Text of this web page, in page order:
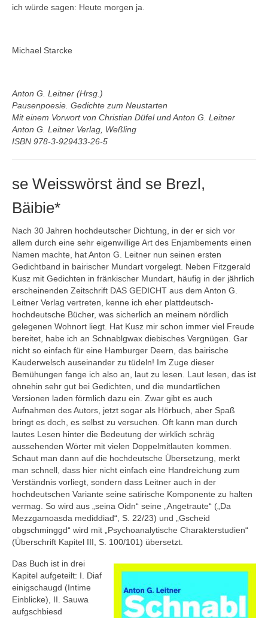
ich würde sagen: Heute morgen ja.
Michael Starcke
Anton G. Leitner (Hrsg.)
Pausenpoesie. Gedichte zum Neustarten
Mit einem Vorwort von Christian Düfel und Anton G. Leitner
Anton G. Leitner Verlag, Weßling
ISBN 978-3-929433-26-5
se Weisswörst änd se Brezl,
Bäibie*
Nach 30 Jahren hochdeutscher Dichtung, in der er sich vor
allem durch eine sehr eigenwillige Art des Enjambements einen
Namen machte, hat Anton G. Leitner nun seinen ersten
Gedichtband in bairischer Mundart vorgelegt. Neben Fitzgerald
Kusz mit Gedichten in fränkischer Mundart, häufig in der jährlich
erscheinenden Zeitschrift DAS GEDICHT aus dem Anton G.
Leitner Verlag vertreten, kenne ich eher plattdeutsch-
hochdeutsche Bücher, was sicherlich an meinem nördlich
gelegenen Wohnort liegt. Hat Kusz mir schon immer viel Freude
bereitet, habe ich an Schnablgwax diebisches Vergnügen. Gar
nicht so einfach für eine Hamburger Deern, das bairische
Kauderwelsch auseinander zu tüdeln! Im Zuge dieser
Bemühungen fange ich also an, laut zu lesen. Laut lesen, das ist
ohnehin sehr gut bei Gedichten, und die mundartlichen
Versionen laden förmlich dazu ein. Zwar gibt es auch
Aufnahmen des Autors, jetzt sogar als Hörbuch, aber Spaß
bringt es doch, es selbst zu versuchen. Oft kann man durch
lautes Lesen hinter die Bedeutung der wirklich schräg
aussehenden Wörter mit vielen Doppelmitlauten kommen.
Schaut man dann auf die hochdeutsche Übersetzung, merkt
man schnell, dass hier nicht einfach eine Handreichung zum
Verständnis vorliegt, sondern dass Leitner auch in der
hochdeutschen Variante seine satirische Komponente zu halten
vermag. So wird aus „seina Oidn“ seine „Angetraute“ („Da
Mezzgamoasda mediddiad“, S. 22/23) und „Gscheid
obgschminggd“ wird mit „Psychoanalytische Charakterstudien“
(Überschrift Kapitel III, S. 100/101) übersetzt.
Das Buch ist in drei
Kapitel aufgeteilt: I. Diaf
einigschaugd (Intime
Einblicke), II. Sauwa
aufgschbiesd